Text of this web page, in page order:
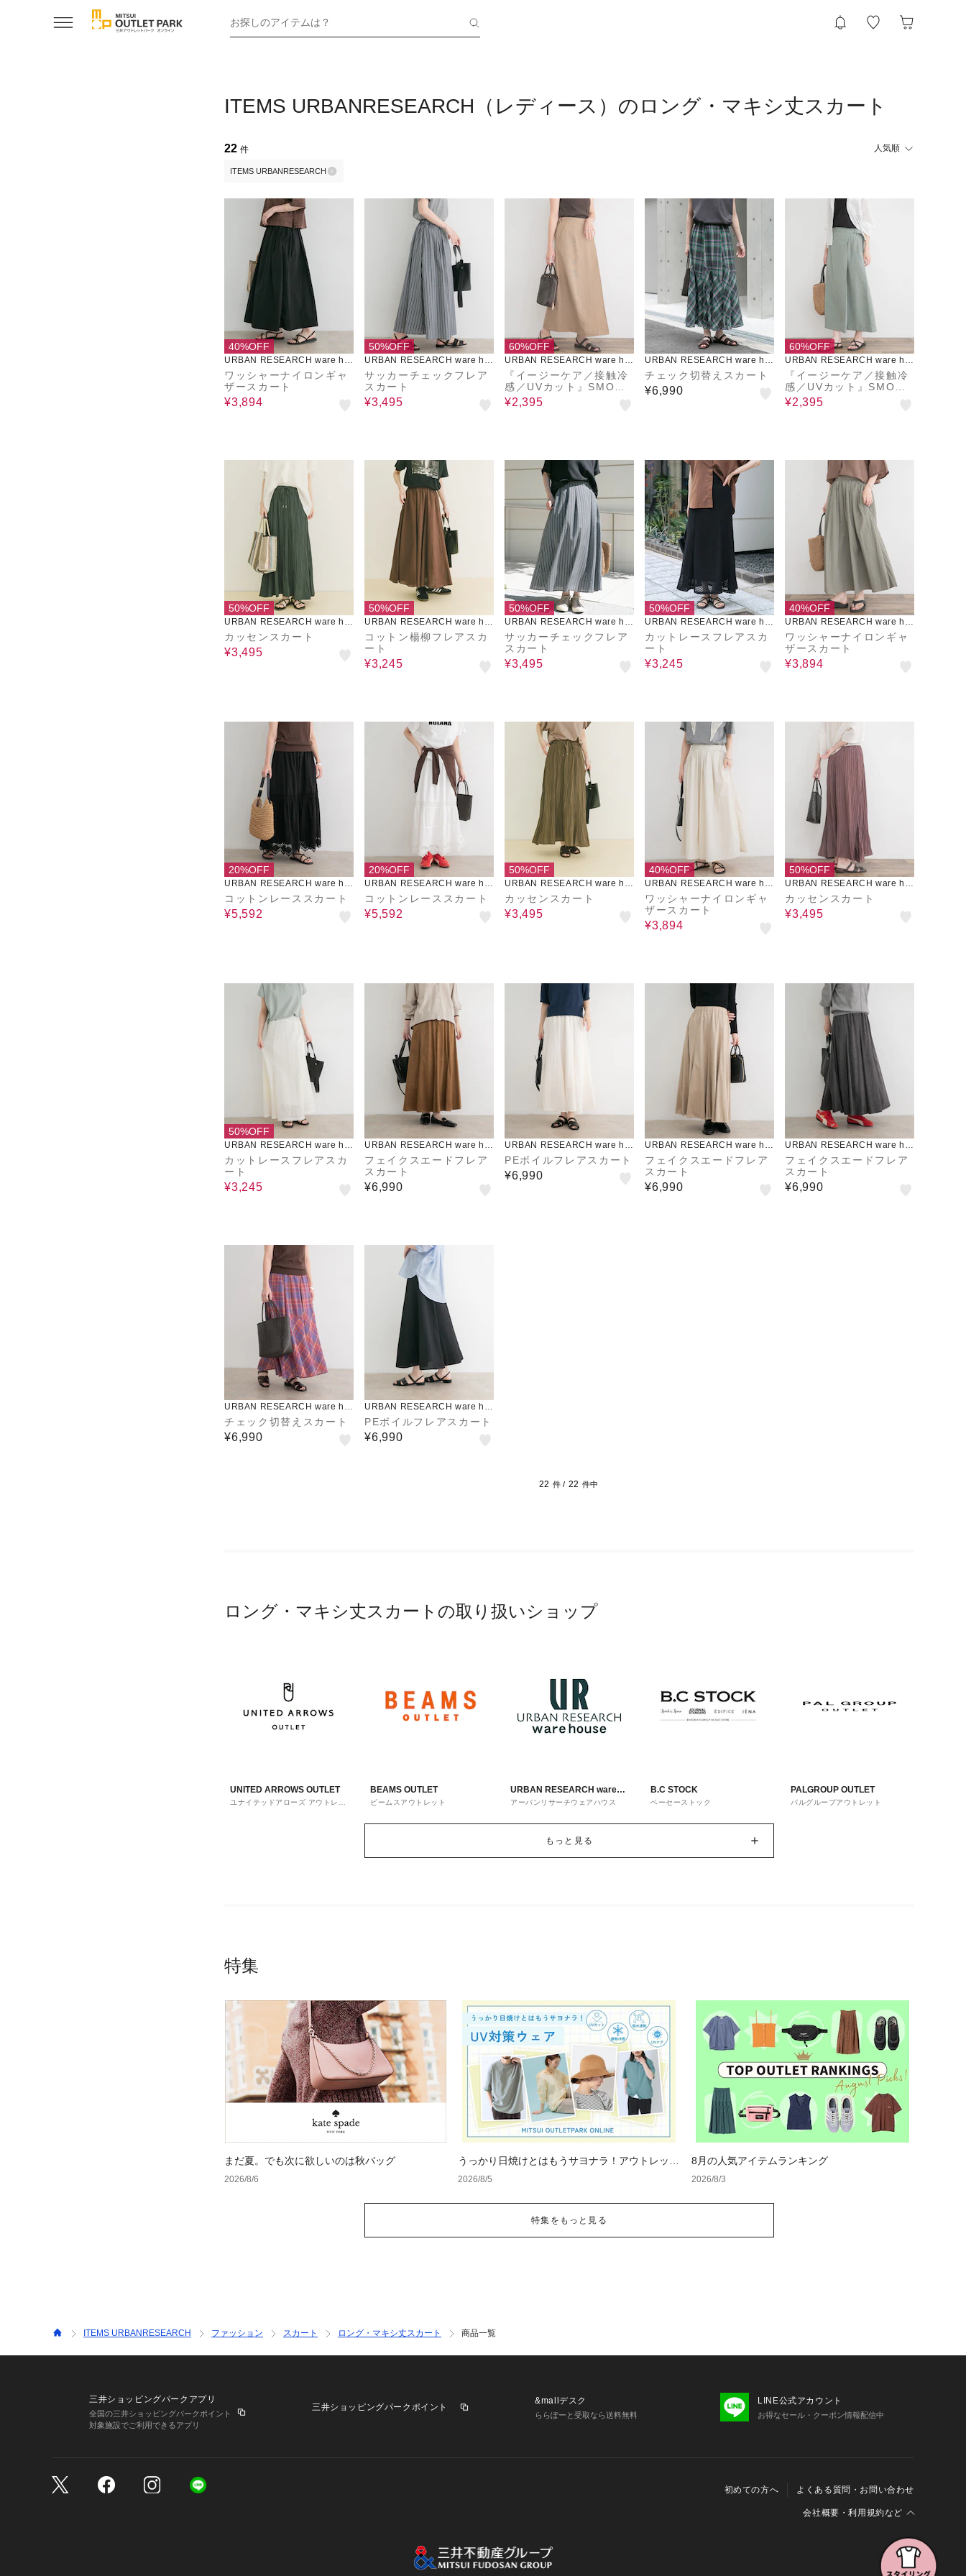
お探しのアイテムは？
ITEMS URBANRESEARCH（レディース）のロング・マキシ丈スカート
22 件 人気順
ITEMS URBANRESEARCH
40%OFF
URBAN RESEARCH ware ho
use
ワッシャーナイロンギャ
ザースカート
¥3,894
50%OFF
URBAN RESEARCH ware ho
use
サッカーチェックフレア
スカート
¥3,495
60%OFF
URBAN RESEARCH ware ho
use
『イージーケア／接触冷
感／UVカット』SMOOT
H LINEN TOUCH ラッ
プスカート
¥2,395
URBAN RESEARCH ware ho
use
チェック切替えスカート
¥6,990
60%OFF
URBAN RESEARCH ware ho
use
『イージーケア／接触冷
感／UVカット』SMOOT
H LINEN TOUCH ラッ
プスカート
¥2,395
50%OFF
URBAN RESEARCH ware ho
use
カッセンスカート
¥3,495
50%OFF
URBAN RESEARCH ware ho
use
コットン楊柳フレアスカ
ート
¥3,245
50%OFF
URBAN RESEARCH ware ho
use
サッカーチェックフレア
スカート
¥3,495
50%OFF
URBAN RESEARCH ware ho
use
カットレースフレアスカ
ート
¥3,245
40%OFF
URBAN RESEARCH ware ho
use
ワッシャーナイロンギャ
ザースカート
¥3,894
20%OFF
URBAN RESEARCH ware ho
use
コットンレーススカート
¥5,592
20%OFF
URBAN RESEARCH ware ho
use
コットンレーススカート
¥5,592
50%OFF
URBAN RESEARCH ware ho
use
カッセンスカート
¥3,495
40%OFF
URBAN RESEARCH ware ho
use
ワッシャーナイロンギャ
ザースカート
¥3,894
50%OFF
URBAN RESEARCH ware ho
use
カッセンスカート
¥3,495
50%OFF
URBAN RESEARCH ware ho
use
カットレースフレアスカ
ート
¥3,245
URBAN RESEARCH ware ho
use
フェイクスエードフレア
スカート
¥6,990
URBAN RESEARCH ware ho
use
PEボイルフレアスカート
¥6,990
URBAN RESEARCH ware ho
use
フェイクスエードフレア
スカート
¥6,990
URBAN RESEARCH ware ho
use
フェイクスエードフレア
スカート
¥6,990
URBAN RESEARCH ware ho
use
チェック切替えスカート
¥6,990
URBAN RESEARCH ware ho
use
PEボイルフレアスカート
¥6,990
22 件 / 22 件中
ロング・マキシ丈スカートの取り扱いショップ
UNITED ARROWS OUTLET
ユナイテッドアローズ アウトレッ
BEAMS OUTLET
ビームスアウトレット
URBAN RESEARCH ware
house
アーバンリサーチウェアハウス
B.C STOCK
ベーセーストック
PALGROUP OUTLET
パルグループアウトレット
もっと見る
特集
まだ夏。でも次に欲しいのは秋バッグ
2026/8/6
うっかり日焼けとはもうサヨナラ！アウトレット
で見つけるUV対策ウェア
2026/8/5
8月の人気アイテムランキング
2026/8/3
特集をもっと見る
ITEMS URBANRESEARCH ファッション スカート ロング・マキシ丈スカート 商品一覧
三井ショッピングパークアプリ
全国の三井ショッピングパークポイント
対象施設でご利用できるアプリ
三井ショッピングパークポイント
&mallデスク
ららぽーと受取なら送料無料
LINE公式アカウント
お得なセール・クーポン情報配信中
初めての方へ よくある質問・お問い合わせ
会社概要・利用規約など
特定商取引に関する法律に基づく表示
個人情報保護方針 個人情報の取り扱いについて
Cookieおよびアクセスログについて